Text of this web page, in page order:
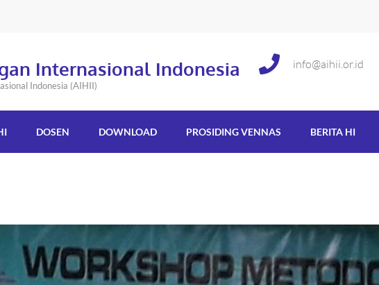
Internasional Indonesia
Indonesia (AIHII)
info@aihii.or.id
DOSEN DOWNLOAD PROSIDING VENNAS BERITA HI